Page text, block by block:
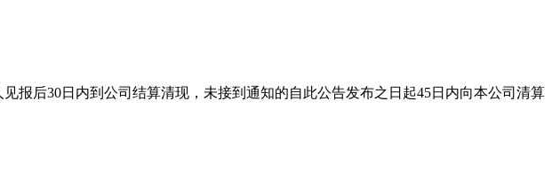
后30日内到公司结算清现，未接到通知的自此公告发布之日起45日内向本公司清算